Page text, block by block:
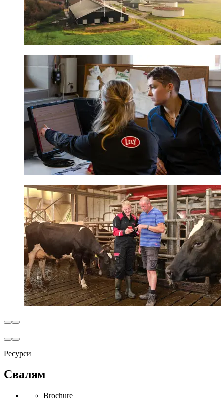
Ресурси
Свалям
Brochure